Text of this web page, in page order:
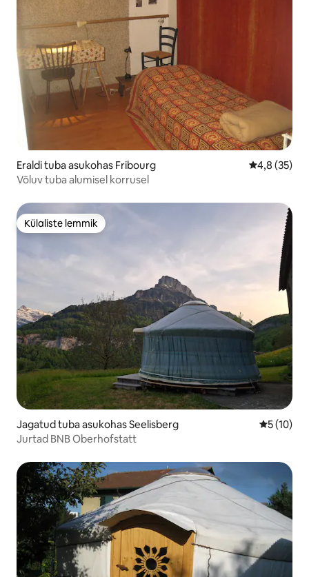
Eraldi tuba asukohas Fribourg Keskmine
4,8 (35)
Võluv tuba alumisel korrusel
Külaliste lemmik
Külaliste lemmik
Jagatud tuba asukohas Seelisberg Keskmine
5 (10)
Jurtad BNB Oberhofstatt